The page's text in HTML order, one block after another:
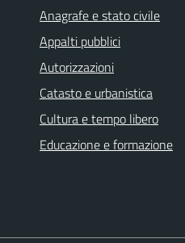
Anagrafe e stato civile
Appalti pubblici
Autorizzazioni
Catasto e urbanistica
Cultura e tempo libero
Educazione e formazione